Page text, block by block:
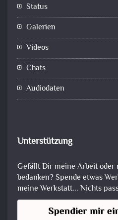
Status
Galerien
Videos
Chats
Audiodaten
Unterstützung
Gefällt Dir meine Arbeit oder
bedanken? Spende etwas
meine Werkstatt... Nichts